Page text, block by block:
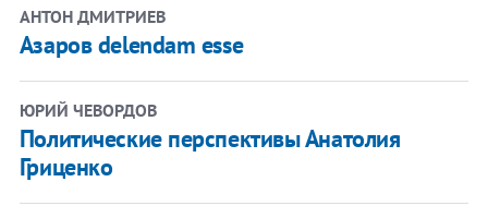
АНТОН ДМИТРИЕВ
Азаров delendam esse
ЮРИЙ ЧЕВОРДОВ
Политические перспективы Анатолия
Гриценко